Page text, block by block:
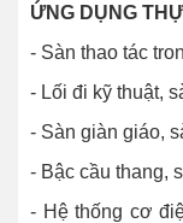
ỨNG DỤNG
- Sàn thao tác
- Lối đi kỹ thuật,
- Sàn giàn giáo,
- Bậc cầu thang,
- Hệ thống cơ